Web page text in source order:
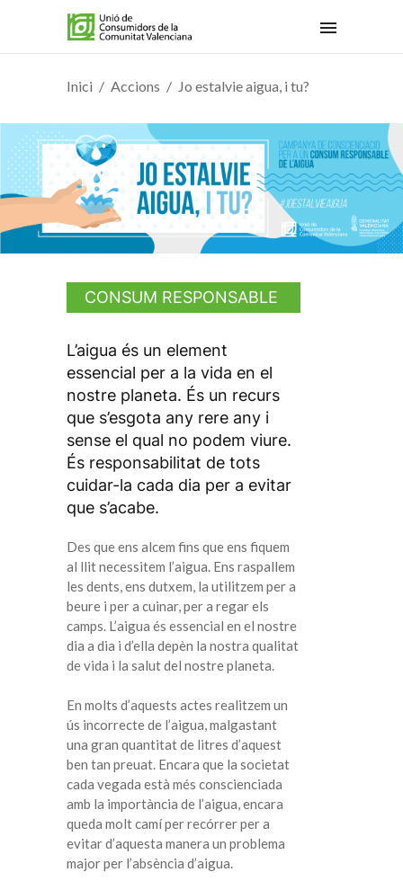
Inici Accions Jo estalvie aigua, i tu?
CONSUM RESPONSABLE
L’aigua és un element
essencial per a la vida en el
nostre planeta. És un recurs
que s’esgota any rere any i
sense el qual no podem viure.
És responsabilitat de tots
cuidar-la cada dia per a evitar
que s’acabe.
Des que ens alcem fins que ens fiquem
al llit necessitem l’aigua. Ens raspallem
les dents, ens dutxem, la utilitzem per a
beure i per a cuinar, per a regar els
camps. L’aigua és essencial en el nostre
dia a dia i d’ella depèn la nostra qualitat
de vida i la salut del nostre planeta.
En molts d’aquests actes realitzem un
ús incorrecte de l’aigua, malgastant
una gran quantitat de litres d’aquest
ben tan preuat. Encara que la societat
cada vegada està més conscienciada
amb la importància de l’aigua, encara
queda molt camí per recórrer per a
evitar d’aquesta manera un problema
major per l’absència d’aigua.